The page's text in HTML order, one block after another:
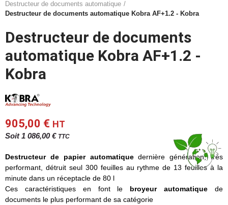
Destructeur de documents automatique
Destructeur de documents automatique Kobra AF+1.2 - Kobra
Destructeur de documents
automatique Kobra AF+1.2 -
Kobra
905,00 € HT
Soit 1 086,00 € TTC
Destructeur de papier automatiquedernière génération, très
performant, détruit seul 300 feuilles au rythme de 13 feuilles à la
minute dans un réceptacle de 80 l
Ces caractéristiques en font le broyeur automatique de
documents le plus performant de sa catégorie